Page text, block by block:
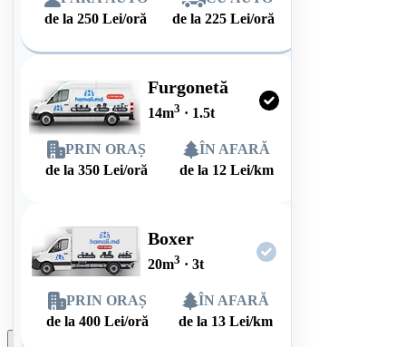
de la250 Lei/oră
de la225 Lei/oră
Furgonetă
14m3 · 1.5t
PRIN ORAȘ
de la 350 Lei/oră
ÎN AFARĂ
de la 12 Lei/km
Boxer
20m3 · 3t
PRIN ORAȘ
de la400 Lei/oră
ÎN AFARĂ
de la 13 Lei/km
Plasează comanda